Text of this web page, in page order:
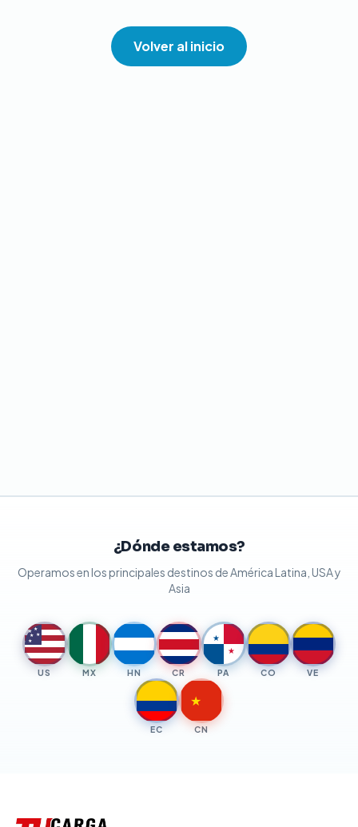
Volver al inicio
¿Dónde estamos?
Operamos en los principales destinos de América Latina, USA y
Asia
★ ★
★ ★
★
US MX HN CR
★
★
PA CO VE
EC
★
CN